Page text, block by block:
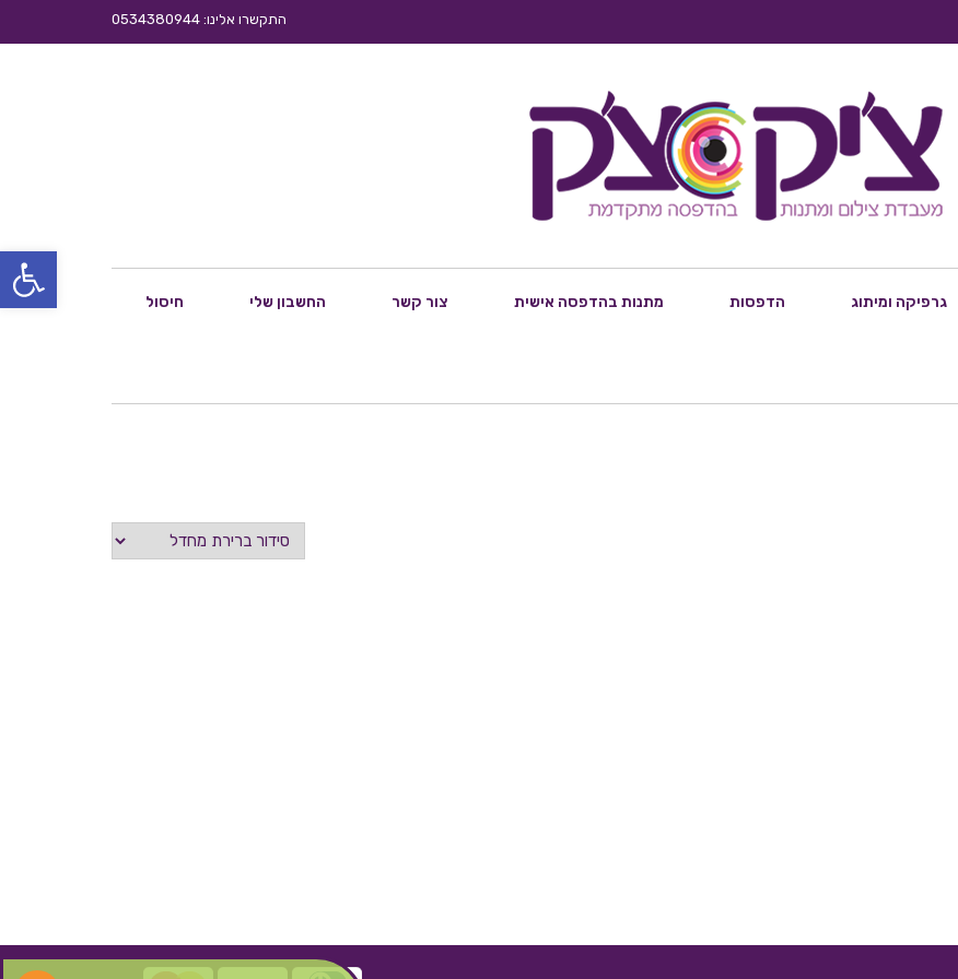
פתח
התקשרו אלינו: 0534380944
גרפיקה ומיתוג הדפסות מתנות בהדפסה אישית צור קשר החשבון שלי חיסול